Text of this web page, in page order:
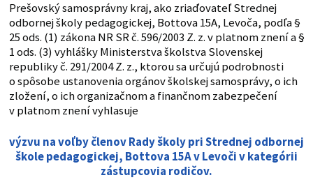
Prešovský samosprávny kraj, ako zriaďovateľ Strednej
odbornej školy pedagogickej, Bottova 15A, Levoča, podľa §
25 ods. (1) zákona NR SR č. 596/2003 Z. z. v platnom znení a §
1 ods. (3) vyhlášky Ministerstva školstva Slovenskej
republiky č. 291/2004 Z. z., ktorou sa určujú podrobnosti
o spôsobe ustanovenia orgánov školskej samosprávy, o ich
zložení, o ich organizačnom a finančnom zabezpečení
v platnom znení vyhlasuje
výzvu na voľby členov Rady školy pri Strednej odbornej
škole pedagogickej, Bottova 15A v Levoči v kategórii
zástupcovia rodičov.